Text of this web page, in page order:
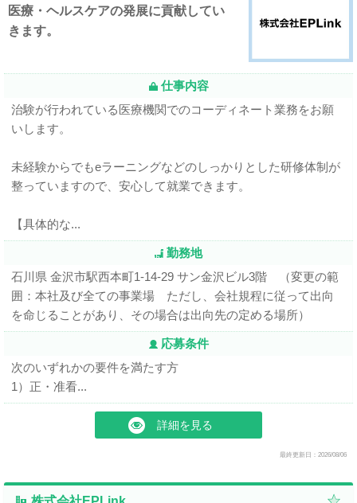
医療・ヘルスケアの発展に貢献してい
きます。
仕事内容
治験が行われている医療機関でのコーディネート業務をお願
いします。
未経験からでもeラーニングなどのしっかりとした研修体制が
整っていますので、安心して就業できます。
【具体的な...
勤務地
石川県 金沢市駅西本町1-14-29 サン金沢ビル3階 （変更の範
囲：本社及び全ての事業場 ただし、会社規程に従って出向
を命じることがあり、その場合は出向先の定める場所）
応募条件
次のいずれかの要件を満たす方
1）正・准看...
詳細を見る
最終更新日：2026/08/06